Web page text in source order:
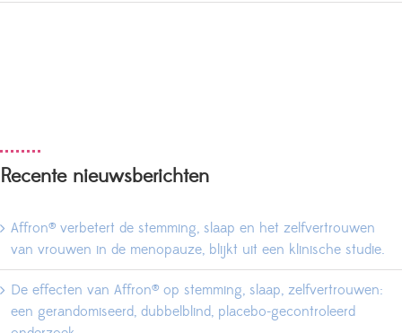
Recente nieuwsberichten
Affron® verbetert de stemming, slaap en het zelfvertrouwen
van vrouwen in de menopauze, blijkt uit een klinische studie.
De effecten van Affron® op stemming, slaap, zelfvertrouwen:
een gerandomiseerd, dubbelblind, placebo-gecontroleerd